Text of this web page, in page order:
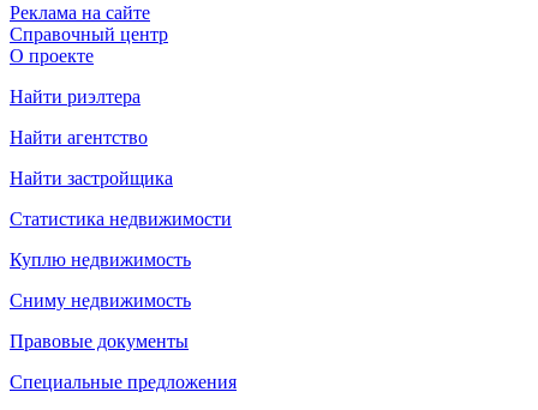
Реклама на сайте
Справочный центр
О проекте
Найти риэлтера
Найти агентство
Найти застройщика
Статистика недвижимости
Куплю недвижимость
Сниму недвижимость
Правовые документы
Специальные предложения